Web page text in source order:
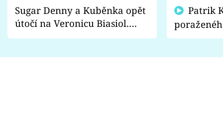
Sugar Denny a Kuběnka opět
útočí na Veronicu Biasiol.
Proč je podle nich falešná a
fanoušci